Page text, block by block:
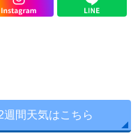
間天気はこちら